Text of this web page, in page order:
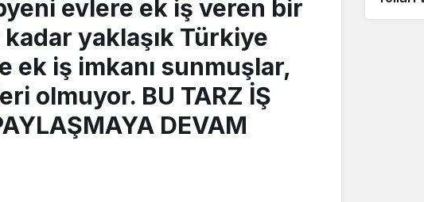
evlere ek iş veren bir
yaklaşık Türkiye
ek iş imkanı sunmuşlar,
olmuyor. BU TARZ İŞ
DEVAM